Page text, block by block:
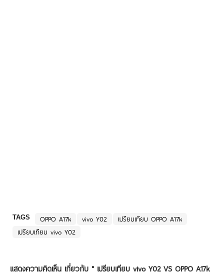
TAGS OPPO A17k vivo Y02
เปรียบเทียบ OPPO A17k
เปรียบเทียบ vivo Y02
แสดงความคิดเห็น เกี่ยวกับ " เปรียบเทียบ vivo Y02 VS OPPO A17k